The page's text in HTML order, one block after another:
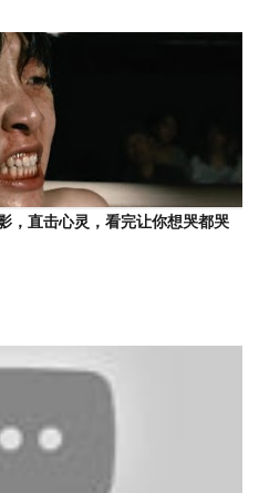
，直击心灵，看完让你想哭都哭